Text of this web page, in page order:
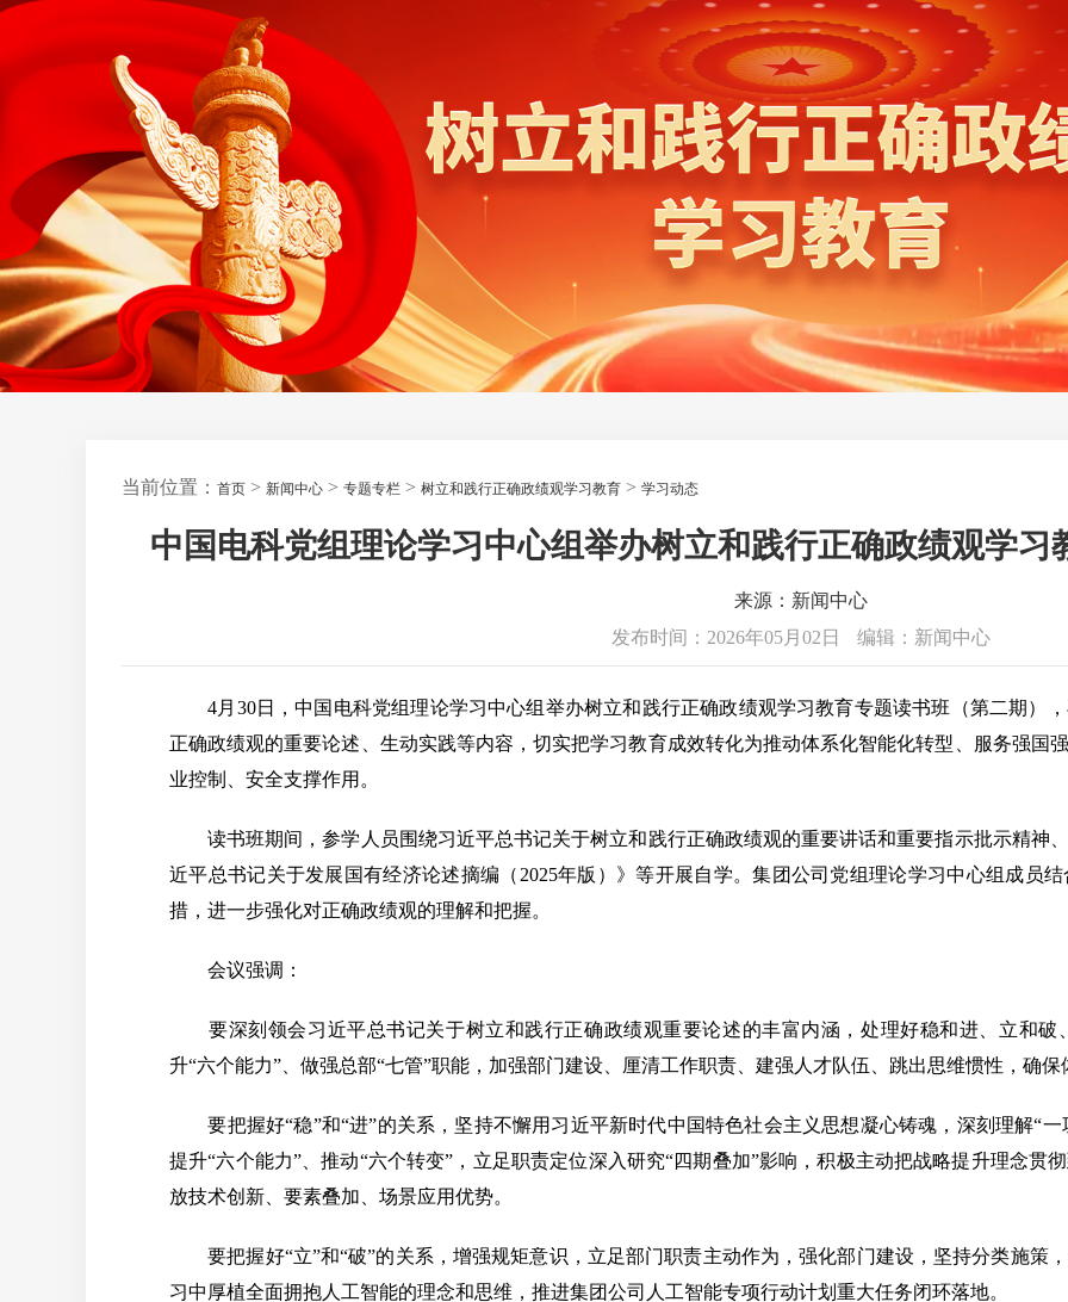
当前位置： 首页 > 新闻中心 > 专题专栏 > 树立和践行正确政绩观学习教育 > 学习动态
中国电科党组理论学习中心组举办树立和践行正确政绩观学习
来源：新闻中心
发布时间：2026年05月02日
编辑：新闻中心
4月30日，中国电科党组理论学习中心组举办树立和践行正确政绩观学习教育专题读书班（第二期）
正确政绩观的重要论述、生动实践等内容，切实把学习教育成效转化为推动体系化智能化转型、服务强国
业控制、安全支撑作用。
读书班期间，参学人员围绕习近平总书记关于树立和践行正确政绩观的重要讲话和重要指示批示精神
近平总书记关于发展国有经济论述摘编（2025年版）》等开展自学。集团公司党组理论学习中心组成员
措，进一步强化对正确政绩观的理解和把握。
会议强调：
要深刻领会习近平总书记关于树立和践行正确政绩观重要论述的丰富内涵，处理好稳和进、立和破
升“六个能力”、做强总部“七管”职能，加强部门建设、厘清工作职责、建强人才队伍、跳出思维惯性，确保
要把握好“稳”和“进”的关系，坚持不懈用习近平新时代中国特色社会主义思想凝心铸魂，深刻理解“一
提升“六个能力”、推动“六个转变”，立足职责定位深入研究“四期叠加”影响，积极主动把战略提升理念贯
放技术创新、要素叠加、场景应用优势。
要把握好“立”和“破”的关系，增强规矩意识，立足部门职责主动作为，强化部门建设，坚持分类施策
习中厚植全面拥抱人工智能的理念和思维，推进集团公司人工智能专项行动计划重大任务闭环落地。